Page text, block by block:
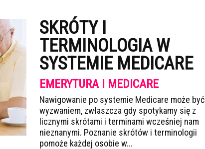
SKRÓTY I
TERMINOLOGIA W
SYSTEMIE MEDICARE
EMERYTURA I MEDICARE
Nawigowanie po systemie Medicare może być
wyzwaniem, zwłaszcza gdy spotykamy się z
licznymi skrótami i terminami wcześniej nam
nieznanymi. Poznanie skrótów i terminologii
pomoże każdej osobie w...